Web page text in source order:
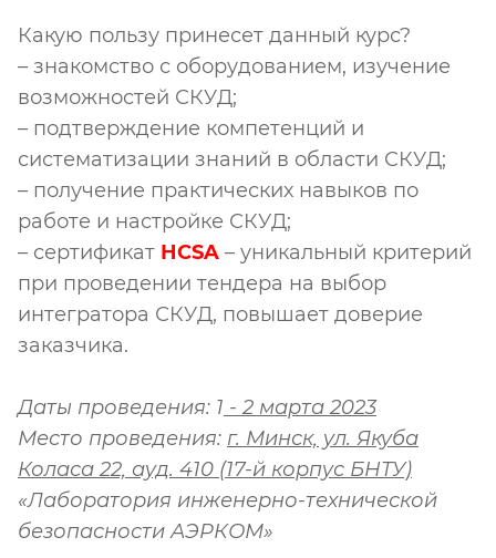
Какую пользу принесет данный курс?
– знакомство с оборудованием, изучение
возможностей СКУД;
– подтверждение компетенций и
систематизации знаний в области СКУД;
– получение практических навыков по
работе и настройке СКУД;
– сертификат HCSA – уникальный критерий
при проведении тендера на выбор
интегратора СКУД, повышает доверие
заказчика.
Даты проведения: 1 - 2 марта 2023
Место проведения: г. Минск, ул. Якуба
Коласа 22, ауд. 410 (17-й корпус БНТУ)
«Лаборатория инженерно-технической
безопасности АЭРКОМ»